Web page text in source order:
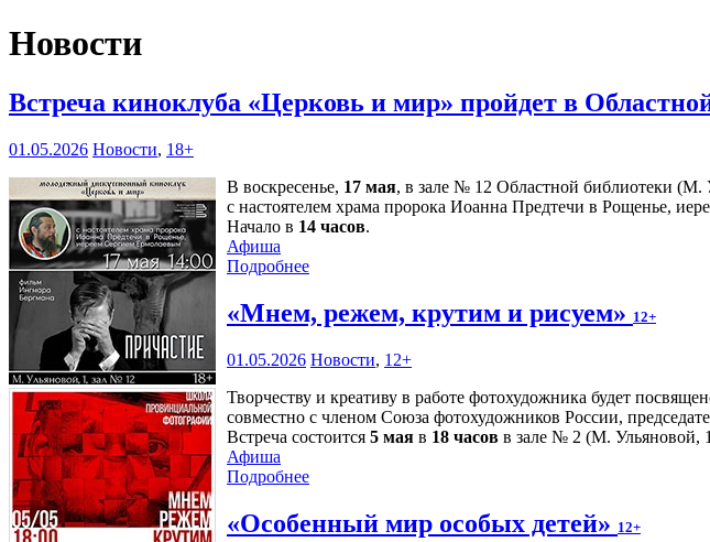
Новости
Встреча киноклуба «Церковь и мир» пройдет в
01.05.2026 Новости, 18+
В воскресенье, 17 мая, в зале № 12 Областной библиотеки (М.
с настоятелем храма пророка Иоанна Предтечи в Рощенье,
Начало в 14 часов.
Афиша
Подробнее
«Мнем, режем, крутим и рисуем» 12+
01.05.2026 Новости, 12+
Творчеству и креативу в работе фотохудожника будет
совместно с членом Союза фотохудожников России,
Встреча состоится 5 мая в 18 часов в зале № 2 (М. Ульяновой,
Афиша
Подробнее
«Особенный мир особых детей» 12+